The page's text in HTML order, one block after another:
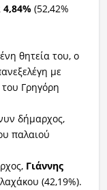
4,84%(52,42%
θητεία του, ο
με
Γρηγόρη
δήμαρχος,
παλαιού
Γιάννης
(42,19%).